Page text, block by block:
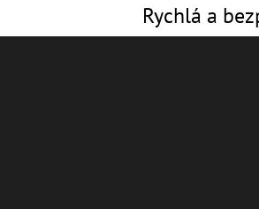
Rychlá a